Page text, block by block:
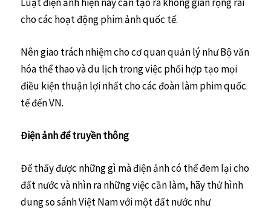
cho các hoạt động phim ảnh quốc tế.
Nên giao trách nhiệm cho cơ quan quản lý như Bộ văn
hóa thể thao và du lịch trong việc phối hợp tạo mọi
điều kiện thuận lợi nhất cho các đoàn làm phim quốc
tế đến VN.
Điện ảnh để truyền thông
Để thấy được những gì mà điện ảnh có thể đem lại cho
đất nước và nhìn ra những việc cần làm, hãy thử hình
dung so sánh Việt Nam với một đất nước như